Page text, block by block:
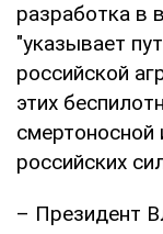
разработка в
"указывает
российской
этих
российских
– Президент